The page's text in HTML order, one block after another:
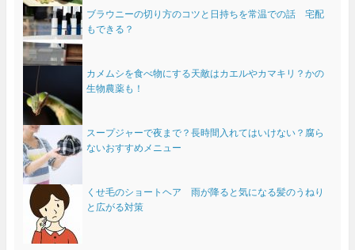
ブラウニーの切り方のコツと日持ちを常温での話 宅配
もできる？
カメムシを食べ物にする天敵はカエルやカマキリ？かの
生物農薬も！
スープジャーで夜まで？長時間入れてはいけない？腐ら
ないおすすめメニュー
くせ毛のショートヘア 雨が降ると気になる髪のうねり
と広がる対策